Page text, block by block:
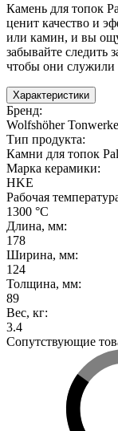
Камень для топок
ценит качество и
или камин, и вы
забывайте следить
чтобы они служили
Характеристики
Бренд:
Wolfshöher Tonwerke
Тип продукта:
Камни для топок
Марка керамики:
HKE
Рабочая
1300 °С
Длина, мм:
178
Ширина, мм:
124
Толщина, мм:
89
Вес, кг:
3.4
Сопутствующие